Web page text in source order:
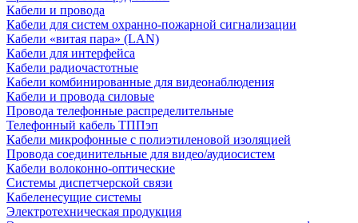
Кабели и провода
Кабели для систем охранно-пожарной сигнализации
Кабели «витая пара» (LAN)
Кабели для интерфейса
Кабели радиочастотные
Кабели комбинированные для видеонаблюдения
Кабели и провода силовые
Провода телефонные распределительные
Телефонный кабель ТППэп
Кабели микрофонные с полиэтиленовой изоляцией
Провода соединительные для видео/аудиосистем
Кабели волоконно-оптические
Системы диспетчерской связи
Кабеленесущие системы
Электротехническая продукция